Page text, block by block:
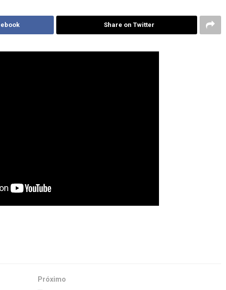
Share on Twitter
Próximo